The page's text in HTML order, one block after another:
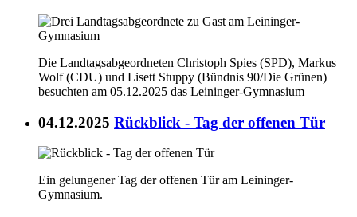
Die Landtagsabgeordneten Christoph Spies (SPD), Markus
Wolf (CDU) und Lisett Stuppy (Bündnis 90/Die Grünen)
besuchten am 05.12.2025 das Leininger-Gymnasium
04.12.2025 Rückblick - Tag der offenen Tür
Ein gelungener Tag der offenen Tür am Leininger-
Gymnasium.